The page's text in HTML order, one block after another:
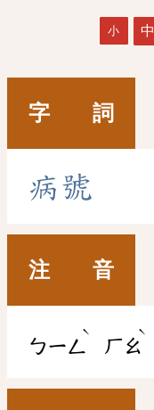
小 中
字 詞
病號
注 音
ㄅㄧㄥ
ˋ
ㄏㄠ
ˋ